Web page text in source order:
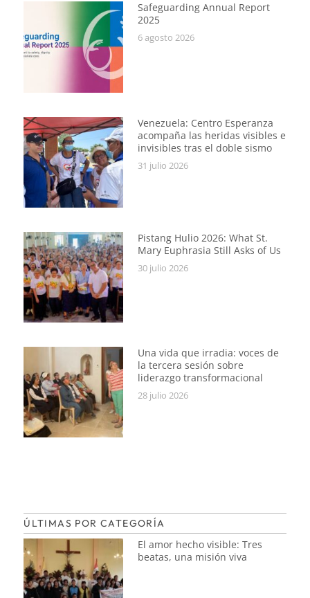
Safeguarding Annual Report
2025
6 agosto 2026
Venezuela: Centro Esperanza
acompaña las heridas visibles e
invisibles tras el doble sismo
31 julio 2026
Pistang Hulio 2026: What St.
Mary Euphrasia Still Asks of Us
30 julio 2026
Una vida que irradia: voces de
la tercera sesión sobre
liderazgo transformacional
28 julio 2026
ÚLTIMAS POR CATEGORÍA
El amor hecho visible: Tres
beatas, una misión viva